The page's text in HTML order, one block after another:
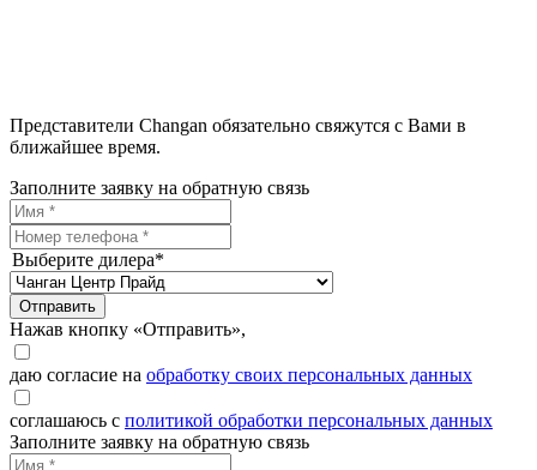
Представители Changan обязательно свяжутся с Вами в
ближайшее время.
Заполните заявку на обратную связь
Выберите дилера*
Отправить
Нажав кнопку «Отправить»,
даю согласие на обработку своих персональных данных
соглашаюсь с политикой обработки персональных данных
Заполните заявку на обратную связь